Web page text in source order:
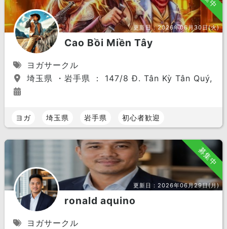
更新日：2026年06月30日(火)
Cao Bồi Miền Tây
ヨガサークル
埼玉県 ・岩手県 ： 147/8 Đ. Tân Kỳ Tân Quý,
ヨガ 埼玉県 岩手県 初心者歓迎
募集中
更新日：2026年06月29日(月)
ronald aquino
ヨガサークル